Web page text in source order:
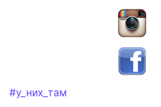
#у_них_там